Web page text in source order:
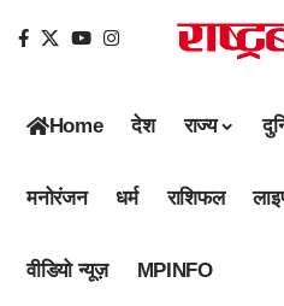
Home देश राज्य
मनोरंजन धर्म राशिफल
वीडियो न्यूज़ MPINFO